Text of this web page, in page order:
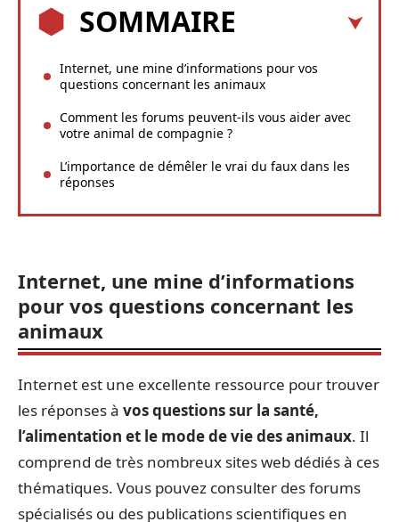
SOMMAIRE
Internet, une mine d’informations pour vos
questions concernant les animaux
Comment les forums peuvent-ils vous aider avec
votre animal de compagnie ?
L’importance de démêler le vrai du faux dans les
réponses
Internet, une mine d’informations
pour vos questions concernant les
animaux
Internet est une excellente ressource pour trouver
les réponses à vos questions sur la santé,
l’alimentation et le mode de vie des animaux. Il
comprend de très nombreux sites web dédiés à ces
thématiques. Vous pouvez consulter des forums
spécialisés ou des publications scientifiques en